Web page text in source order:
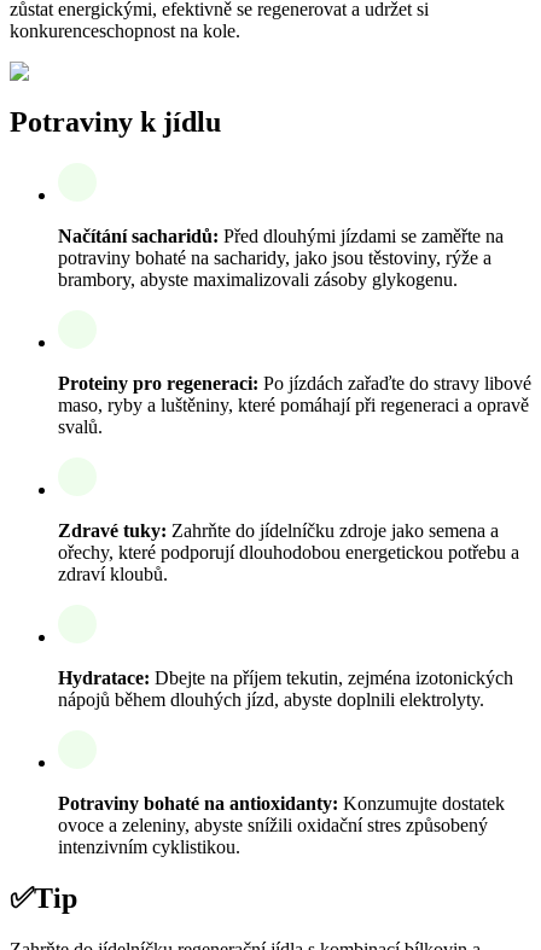
zůstat energickými, efektivně se regenerovat a udržet si
konkurenceschopnost na kole.
Potraviny k jídlu
Načítání sacharidů: Před dlouhými jízdami se zaměřte na
potraviny bohaté na sacharidy, jako jsou těstoviny, rýže a
brambory, abyste maximalizovali zásoby glykogenu.
Proteiny pro regeneraci: Po jízdách zařaďte do stravy libové
maso, ryby a luštěniny, které pomáhají při regeneraci a opravě
svalů.
Zdravé tuky: Zahrňte do jídelníčku zdroje jako semena a
ořechy, které podporují dlouhodobou energetickou potřebu a
zdraví kloubů.
Hydratace: Dbejte na příjem tekutin, zejména izotonických
nápojů během dlouhých jízd, abyste doplnili elektrolyty.
Potraviny bohaté na antioxidanty: Konzumujte dostatek
ovoce a zeleniny, abyste snížili oxidační stres způsobený
intenzivním cyklistikou.
✅Tip